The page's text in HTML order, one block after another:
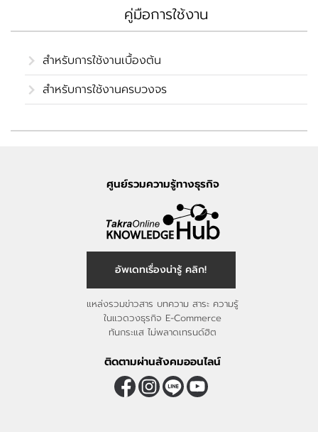
คู่มือการใช้งาน
สำหรับการใช้งานเบื้องต้น
สำหรับการใช้งานครบวงจร
ศูนย์รวมความรู้ทางธุรกิจ
อัพเดทเรื่องน่ารู้ คลิก!
แหล่งรวมข่าวสาร บทความ สาระ ความรู้
ในแวดวงธุรกิจ E-Commerce
ทันกระแส ไม่พลาดเทรนด์ฮิต
ติดตามผ่านสังคมออนไลน์